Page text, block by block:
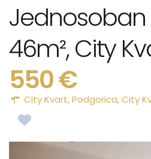
46m², City
550 €
City Kvart,Podgorica,City